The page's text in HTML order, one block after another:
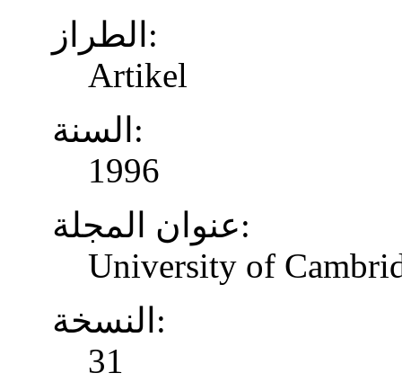
الطراز:
Artikel
السنة:
1996
عنوان المجلة:
University of
النسخة:
31